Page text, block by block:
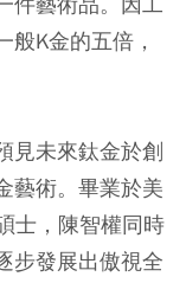
K金的五倍，
見未來鈦金於創
藝術。畢業於美
士，陳智權同時
步發展出傲視全